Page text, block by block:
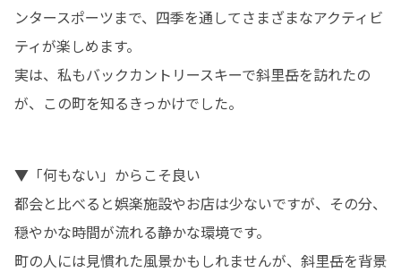
ンタースポーツまで、四季を通してさまざまなアクティビ
ティが楽しめます。
実は、私もバックカントリースキーで斜里岳を訪れたの
が、この町を知るきっかけでした。
▼「何もない」からこそ良い
都会と比べると娯楽施設やお店は少ないですが、その分、
穏やかな時間が流れる静かな環境です。
町の人には見慣れた風景かもしれませんが、斜里岳を背景